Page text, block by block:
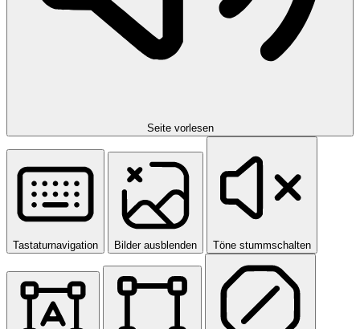
Seite vorlesen
Tastaturnavigation Bilder ausblenden Töne stummschalten